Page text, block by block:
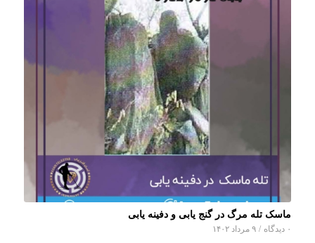
ماسک تله مرگ در گنج یابی و دفینه یابی
۰ دیدگاه / ۹ مرداد ۱۴۰۲